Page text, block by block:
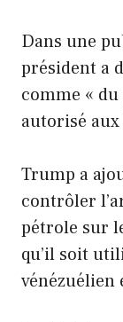
Dans une
président a
comme «
autorisé
Trump a
contrôler
pétrole sur
qu’il soit
vénézuélien